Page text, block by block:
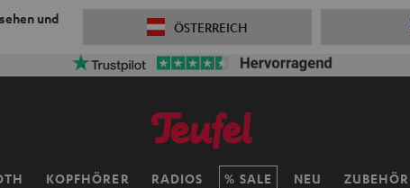
und
ÖSTERREICH
KOPFHÖRER RADIOS SALE NEU ZUBEHÖR